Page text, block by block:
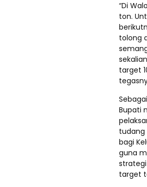
“Di
ton.
tolong
target
Bupati
tudang
bagi
guna
target